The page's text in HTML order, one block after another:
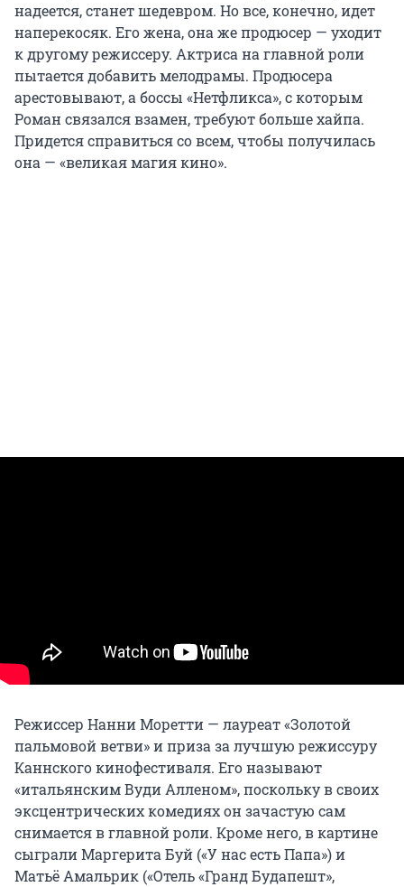
надеется, станет шедевром. Но все, конечно, идет
наперекосяк. Его жена, она же продюсер — уходит
к другому режиссеру. Актриса на главной роли
пытается добавить мелодрамы. Продюсера
арестовывают, а боссы «Нетфликса», с которым
Роман связался взамен, требуют больше хайпа.
Придется справиться со всем, чтобы получилась
она — «великая магия кино».
Режиссер Нанни Моретти — лауреат «Золотой
пальмовой ветви» и приза за лучшую режиссуру
Каннского кинофестиваля. Его называют
«итальянским Вуди Алленом», поскольку в своих
эксцентрических комедиях он зачастую сам
снимается в главной роли. Кроме него, в картине
сыграли Маргерита Буй («У нас есть Папа») и
Матьё Амальрик («Отель «Гранд Будапешт»,